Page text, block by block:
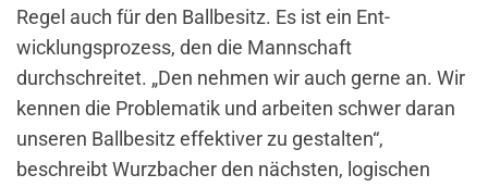
Regel auch für den Ballbesitz. Es ist ein Ent­
wicklungsprozess, den die Mann­schaft
durchschreitet. „Den nehmen wir auch gerne an. Wir
kennen die Problematik und arbeiten schwer dar­an
unseren Ballbesitz effektiver zu gestalten“,
beschreibt Wurzbacher den nächsten, logischen